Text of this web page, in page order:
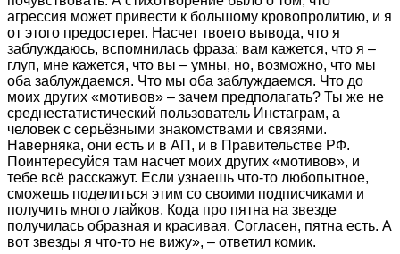
агрессия может привести к большому кровопролитию, и я
от этого предостерег. Насчет твоего вывода, что я
заблуждаюсь, вспомнилась фраза: вам кажется, что я –
глуп, мне кажется, что вы – умны, но, возможно, что мы
оба заблуждаемся. Что мы оба заблуждаемся. Что до
моих других «мотивов» – зачем предполагать? Ты же не
среднестатистический пользователь Инстаграм, а
человек с серьёзными знакомствами и связями.
Наверняка, они есть и в АП, и в Правительстве РФ.
Поинтересуйся там насчет моих других «мотивов», и
тебе всё расскажут. Если узнаешь что-то любопытное,
сможешь поделиться этим со своими подписчиками и
получить много лайков. Кода про пятна на звезде
получилась образная и красивая. Согласен, пятна есть. А
вот звезды я что-то не вижу», – ответил комик.